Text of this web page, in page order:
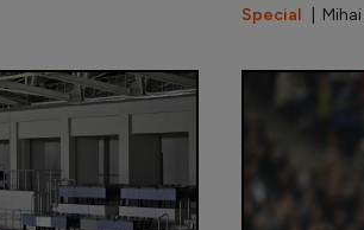
Special |
Jucătorul care putea